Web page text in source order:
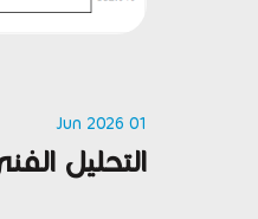
01 Jun 2026
التحليل الفني